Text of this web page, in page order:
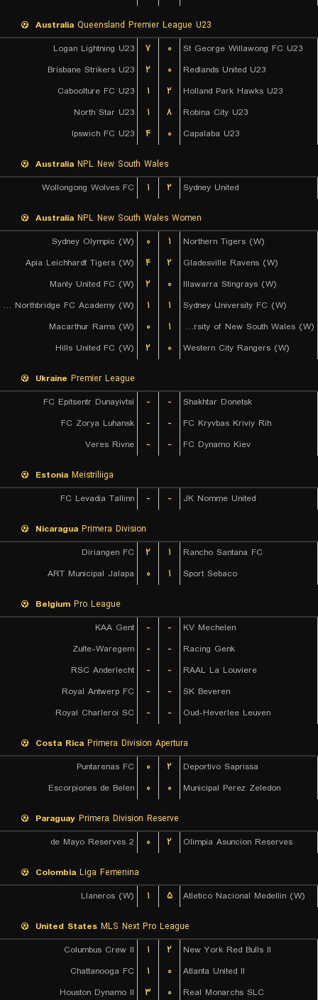
Australia Queensland Premier League U23
Logan Lightning U23
۷ ۰
St George Willawong FC U23
Brisbane Strikers U23
۲ ۰
Redlands United U23
Caboolture FC U23
۱ ۲
Holland Park Hawks U23
North Star U23
۱ ۸
Robina City U23
Ipswich FC U23
۴ ۰ Capalaba U23
Australia NPL New South Wales
Wollongong Wolves FC
۱ ۲ Sydney United
Australia NPL New South Wales Women
Sydney Olympic (W)
۰ ۱
Northern Tigers (W)
Apia Leichhardt Tigers (W)
۴ ۲
Gladesville Ravens (W)
Manly United FC (W)
۲ ۰
Illawarra Stingrays (W)
Bulls Northbridge FC Academy (W)
۱ ۱
Sydney University FC (W)
Macarthur Rams (W)
۰ ۱
University of New South Wales (W)
Hills United FC (W)
۲ ۰ Western City Rangers (W)
Ukraine Premier League
FC Epitsentr Dunayivtsi
- -
Shakhtar Donetsk
FC Zorya Luhansk
- -
FC Kryvbas Kriviy Rih
Veres Rivne
- - FC Dynamo Kiev
Estonia Meistriliiga
FC Levadia Tallinn
- - JK Nomme United
Nicaragua Primera Division
Diriangen FC
۲ ۱
Rancho Santana FC
ART Municipal Jalapa
۰ ۱ Sport Sebaco
Belgium Pro League
KAA Gent
- -
KV Mechelen
Zulte-Waregem
- -
Racing Genk
RSC Anderlecht
- -
RAAL La Louviere
Royal Antwerp FC
- -
SK Beveren
Royal Charleroi SC
- - Oud-Heverlee Leuven
Costa Rica Primera Division Apertura
Puntarenas FC
۰ ۲
Deportivo Saprissa
Escorpiones de Belen
۰ ۰ Municipal Perez Zeledon
Paraguay Primera Division Reserve
2 de Mayo Reserves
۰ ۲ Olimpia Asuncion Reserves
Colombia Liga Femenina
Llaneros (W)
۱ ۵ Atletico Nacional Medellin (W)
United States MLS Next Pro League
Columbus Crew II
۱ ۲
New York Red Bulls II
Chattanooga FC
۱ ۰
Atlanta United II
Houston Dynamo II
۳ ۰
Real Monarchs SLC